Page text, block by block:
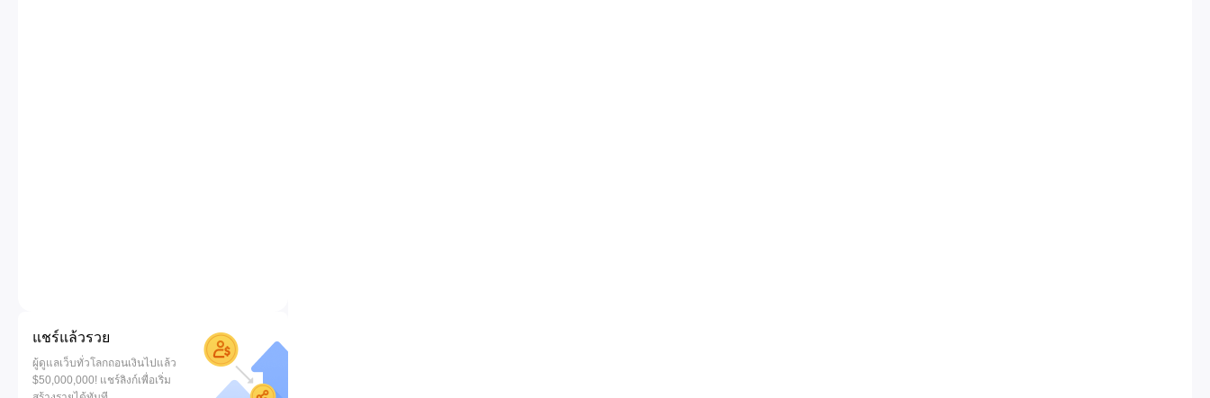
แชร์แล้วรวย
ผู้ดูแลเว็บทั่วโลกถอนเงินไปแล้ว
$50,000,000! แชร์ลิงก์เพื่อเริ่ม